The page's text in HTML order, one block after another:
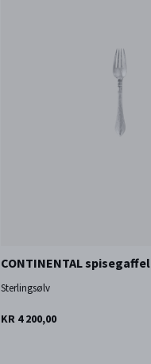
CONTINENTAL spisegaffel
Sterlingsølv
KR 4 200,00